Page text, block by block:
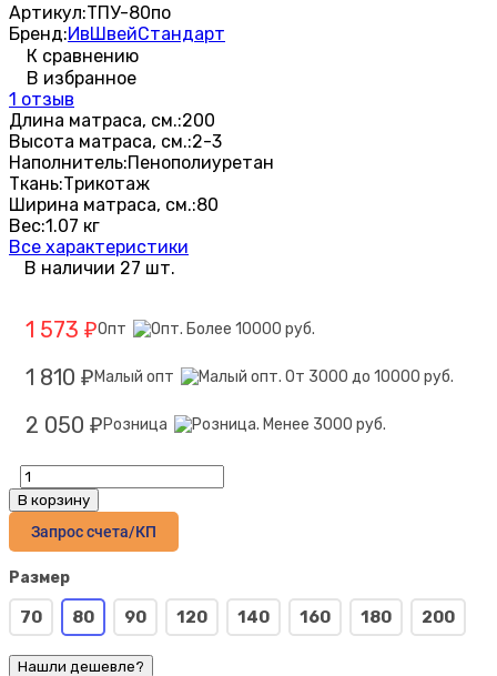
Артикул:ТПУ-80по
Бренд:ИвШвейСтандарт
К сравнению
В избранное
1 отзыв
Длина матраса, см.:200
Высота матраса, см.:2-3
Наполнитель:Пенополиуретан
Ткань:Трикотаж
Ширина матраса, см.:80
Вес:1.07 кг
Все характеристики
В наличии 27 шт.
1 573 ₽Опт
1 810 ₽ Малый опт
2 050 ₽ Розница
В корзину
Запрос счета/КП
Размер
70 80 90 120 140 160 180 200